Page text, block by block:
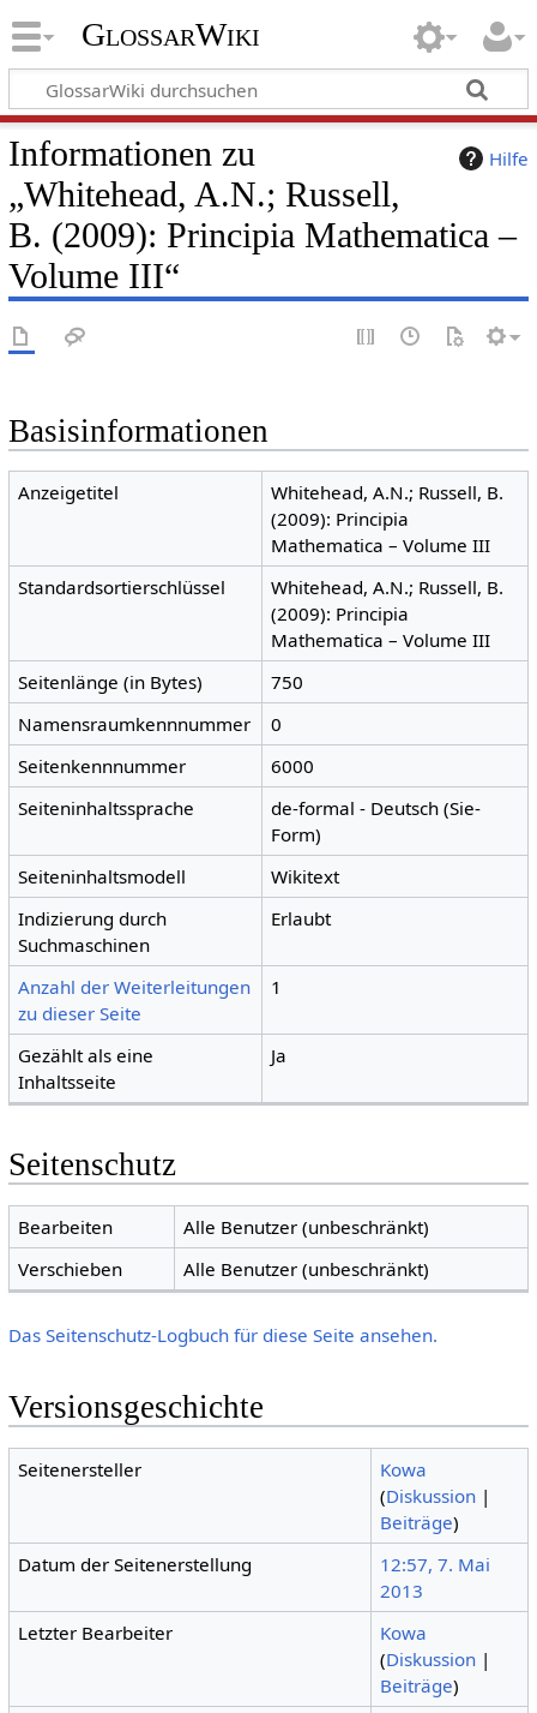
GlossarWiki
Hilfe
Informationen zu
„Whitehead, A.N.; Russell,
B. (2009): Principia Mathematica –
Volume III“
Basisinformationen
Anzeigetitel
Whitehead, A.N.; Russell, B.
(2009): Principia
Mathematica – Volume III
Standardsortierschlüssel
Whitehead, A.N.; Russell, B.
(2009): Principia
Mathematica – Volume III
Seitenlänge (in Bytes)
750
Namensraumkennnummer
0
Seitenkennnummer
6000
Seiteninhaltssprache
de-formal - Deutsch (Sie-
Form)
Seiteninhaltsmodell
Wikitext
Indizierung durch
Suchmaschinen
Erlaubt
Anzahl der Weiterleitungen
zu dieser Seite
1
Gezählt als eine
Inhaltsseite
Ja
Seitenschutz
Bearbeiten
Alle Benutzer (unbeschränkt)
Verschieben
Alle Benutzer (unbeschränkt)
Das Seitenschutz-Logbuch für diese Seite ansehen.
Versionsgeschichte
Seitenersteller
Kowa
(Diskussion |
Beiträge)
Datum der Seitenerstellung
12:57, 7. Mai
2013
Letzter Bearbeiter
Kowa
(Diskussion |
Beiträge)